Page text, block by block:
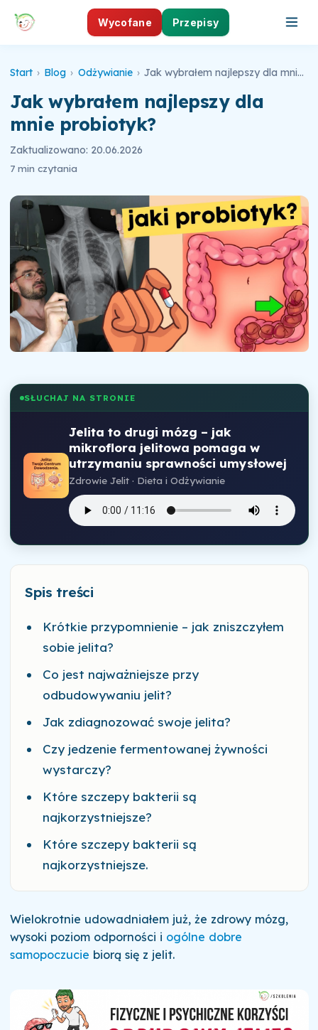
Wycofane Przepisy
Start › Blog › Odżywianie › Jak wybrałem najlepszy dla mnie probiotyk?
Jak wybrałem najlepszy dla
mnie probiotyk?
Zaktualizowano: 20.06.2026
7 min czytania
SŁUCHAJ NA STRONIE
Jelita to drugi mózg – jak
mikroflora jelitowa pomaga w
utrzymaniu sprawności umysłowej
Zdrowie Jelit · Dieta i Odżywianie
Spis treści
Krótkie przypomnienie – jak zniszczyłem
sobie jelita?
Co jest najważniejsze przy
odbudowywaniu jelit?
Jak zdiagnozować swoje jelita?
Czy jedzenie fermentowanej żywności
wystarczy?
Które szczepy bakterii są
najkorzystniejsze?
Które szczepy bakterii są
najkorzystniejsze.
Wielokrotnie udowadniałem już, że zdrowy mózg,
wysoki poziom odporności i ogólne dobre
samopoczucie biorą się z jelit.